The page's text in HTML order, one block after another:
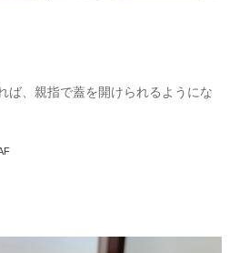
ば、親指で蓋を開けられるようにな